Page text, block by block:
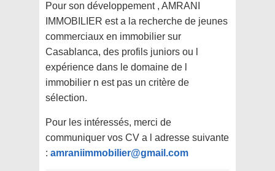
Pour son développement , AMRANI
IMMOBILIER est a la recherche de jeunes
commerciaux en immobilier sur
Casablanca, des profils juniors ou l
expérience dans le domaine de l
immobilier n est pas un critère de
sélection.
Pour les intéressés, merci de
communiquer vos CV a l adresse suivante
: amraniimmobilier@gmail.com